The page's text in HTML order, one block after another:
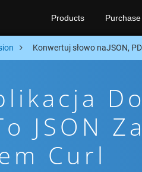
Products Purchase
Konwertuj słowo naJSON,
JSON Za
Curl